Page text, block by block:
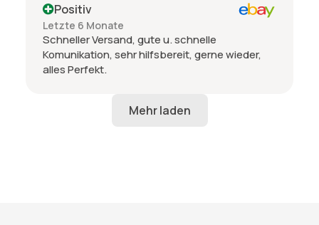
Positiv
Letzte 6 Monate
Schneller Versand, gute u. schnelle
Komunikation, sehr hilfsbereit, gerne wieder,
alles Perfekt.